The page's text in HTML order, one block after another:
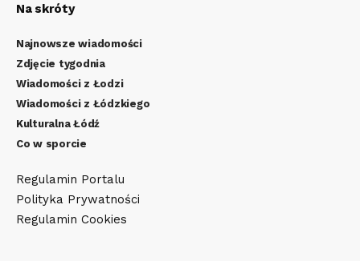
Na skróty
Najnowsze wiadomości
Zdjęcie tygodnia
Wiadomości z Łodzi
Wiadomości z Łódzkiego
Kulturalna Łódź
Co w sporcie
Regulamin Portalu
Polityka Prywatności
Regulamin Cookies